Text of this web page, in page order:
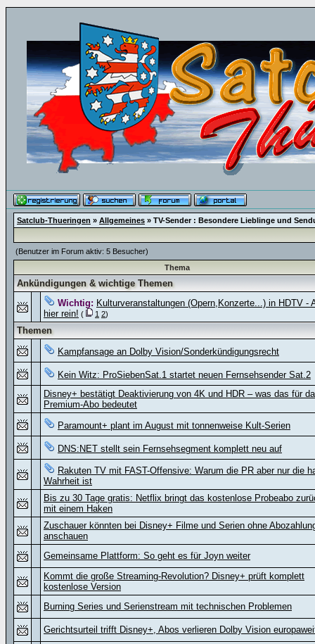
Satclub-Thueringen » Allgemeines » TV-Sender : Besondere Lieblinge und
(Benutzer im Forum aktiv: 5 Besucher)
Thema
Ankündigungen & wichtige Themen
Wichtig: Kulturveranstaltungen (Opern,Konzerte...) in HDTV -
hier rein! ( 1 2)
Themen
Kampfansage an Dolby Vision/Sonderkündigungsrecht
Kein Witz: ProSiebenSat.1 startet neuen Fernsehsender Sat.2
Disney+ bestätigt Deaktivierung von 4K und HDR – was das für
Premium-Abo bedeutet
Paramount+ plant im August mit tonnenweise Kult-Serien
DNS:NET stellt sein Fernsehsegment komplett neu auf
Rakuten TV mit FAST-Offensive: Warum die PR aber nur die
Wahrheit ist
Bis zu 30 Tage gratis: Netflix bringt das kostenlose Probeabo
mit einem Haken
Zuschauer könnten bei Disney+ Filme und Serien ohne
anschauen
Gemeinsame Plattform: So geht es für Joyn weiter
Kommt die große Streaming-Revolution? Disney+ prüft komplett
kostenlose Version
Burning Series und Serienstream mit technischen Problemen
Gerichtsurteil trifft Disney+, Abos verlieren Dolby Vision